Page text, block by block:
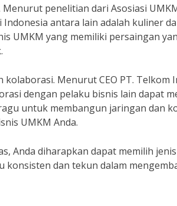
penelitian dari Asosiasi
antara lain adalah kuliner
UMKM yang memiliki persaingan
Menurut CEO PT. Telkom
dengan pelaku bisnis lain dapat
untuk membangun jaringan dan
UMKM Anda.
Anda diharapkan dapat memilih
dan tekun dalam